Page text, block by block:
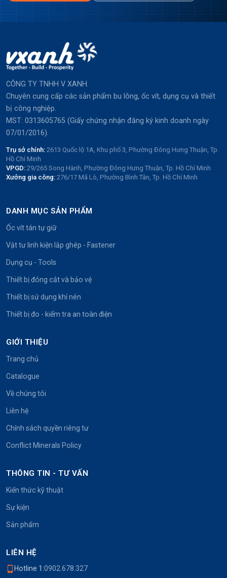
CÔNG TY TNHH V XANH.
Chuyên cung cấp các sản phẩm bu lông, ốc vít, dụng cụ và thiết
bị công nghiệp.
MST: 0313605765 (Giấy chứng nhận đăng ký kinh doanh ngày
07/01/2016).
Trụ sở chính: 2613 Quốc lộ 1A, Khu phố 3, Phường Đông Hưng Thuận, Tp.
Hồ Chí Minh
VPGD: 29/265 Song Hành, Phường Đông Hưng Thuận, Tp. Hồ Chí Minh
Xưởng gia công: 276/17 Mã Lò, Phường Bình Tân, Tp. Hồ Chí Minh
DANH MỤC SẢN PHẨM
Ốc vít tán tự giữ
Vật tư linh kiện lắp ghép - Fastener
Dụng cụ - Tools
Thiết bị đóng cắt và bảo vệ
Thiết bị sử dụng khí nén
Thiết bị đo - kiểm tra an toàn điện
GIỚI THIỆU
Trang chủ
Catalogue
Về chúng tôi
Liên hệ
Chính sách quyền riêng tư
Conflict Minerals Policy
THÔNG TIN - TƯ VẤN
Kiến thức kỹ thuật
Sự kiện
Sản phẩm
LIÊN HỆ
Hotline 1:0902.678.327